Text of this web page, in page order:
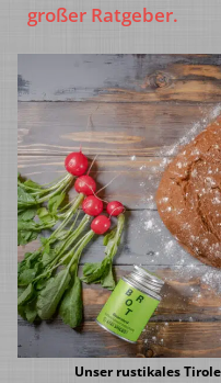
großer Ratgeber.
Unser rustikales